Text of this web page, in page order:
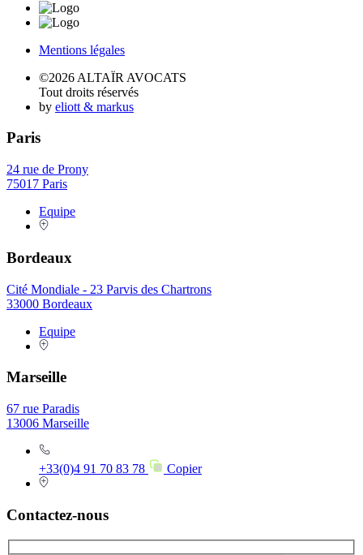
Mentions légales
©2026 ALTAÏR AVOCATS
Tout droits réservés
by eliott & markus
Paris
24 rue de Prony
75017 Paris
Equipe
Bordeaux
Cité Mondiale - 23 Parvis des Chartrons
33000 Bordeaux
Equipe
Marseille
67 rue Paradis
13006 Marseille
+33(0)4 91 70 83 78 Copier
Contactez-nous